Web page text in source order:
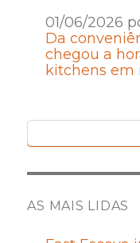
01/06/2026
Da
chegou a
kitchens em
AS MAIS LIDAS